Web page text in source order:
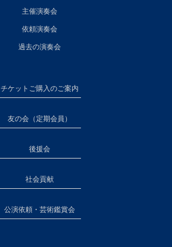
主催演奏会
依頼演奏会
過去の演奏会
チケットご購入のご案内
友の会（定期会員）
後援会
社会貢献
公演依頼・芸術鑑賞会